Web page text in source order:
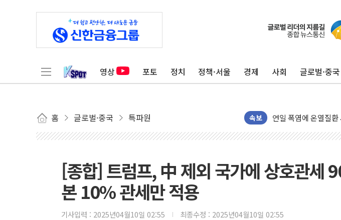
영상 포토 정치 정책·서울 경제 사회 글로벌·중국
홈 글로벌·중국 특파원 속보
李대통령, ISA 개편
연일 폭염에 온열질
中 전방위 아파트 부
동해시, 11~14일 '별
강원 중·남부 동해안
[종합] 트럼프, 中 제외 국가에 상호관세
본 10% 관세만 적용
기사입력 : 2025년04월10일 02:55 최종수정 : 2025년04월10일 02:55